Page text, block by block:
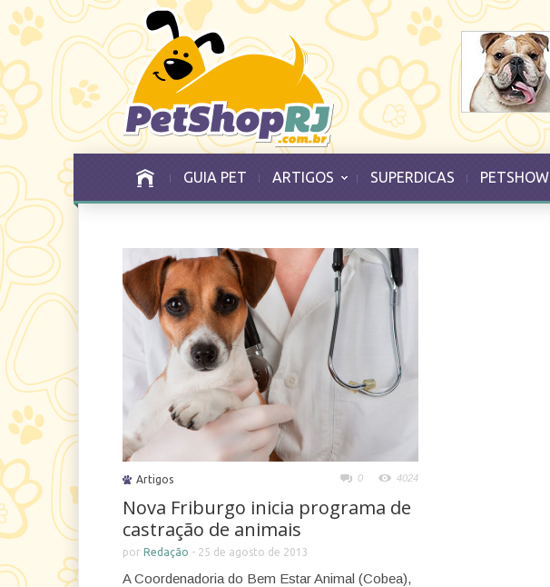
GUIA PET ARTIGOS SUPERDICAS PETSHOW
Artigos 0 4024
Nova Friburgo inicia programa de
castração de animais
por Redação - 25 de agosto de 2013
A Coordenadoria do Bem Estar Animal (Cobea),